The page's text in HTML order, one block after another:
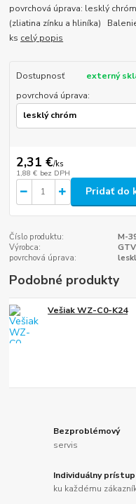
povrchová úprava: lesklý
(zliatina zínku a hliníka)
ks celý popis
Dostupnosť
externý
povrchová úprava:
2,31 €/ks
1,88 € bez DPH
Pridať do
Číslo produktu:
M-
Výrobca:
GTV
povrchová úprava:
Podobné produkty
Vešiak WZ-C0-K24
Bezproblémový
servis
Individuálny prístup
ku každému